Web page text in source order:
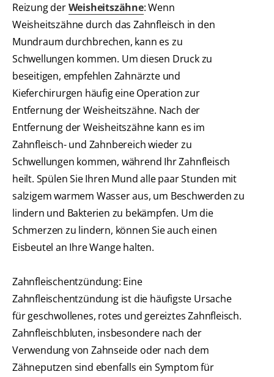
Reizung derWeisheitszähne: Wenn
Weisheitszähne durch das Zahnfleisch in den
Mundraum durchbrechen, kann es zu
Schwellungen kommen. Um diesen Druck zu
beseitigen, empfehlen Zahnärzte und
Kieferchirurgen häufig eine Operation zur
Entfernung der Weisheitszähne. Nach der
Entfernung der Weisheitszähne kann es im
Zahnfleisch- und Zahnbereich wieder zu
Schwellungen kommen, während Ihr Zahnfleisch
heilt. Spülen Sie Ihren Mund alle paar Stunden mit
salzigem warmem Wasser aus, um Beschwerden zu
lindern und Bakterien zu bekämpfen. Um die
Schmerzen zu lindern, können Sie auch einen
Eisbeutel an Ihre Wange halten.
Zahnfleischentzündung: Eine
Zahnfleischentzündung ist die häufigste Ursache
für geschwollenes, rotes und gereiztes Zahnfleisch.
Zahnfleischbluten, insbesondere nach der
Verwendung von Zahnseide oder nach dem
Zähneputzen sind ebenfalls ein Symptom für